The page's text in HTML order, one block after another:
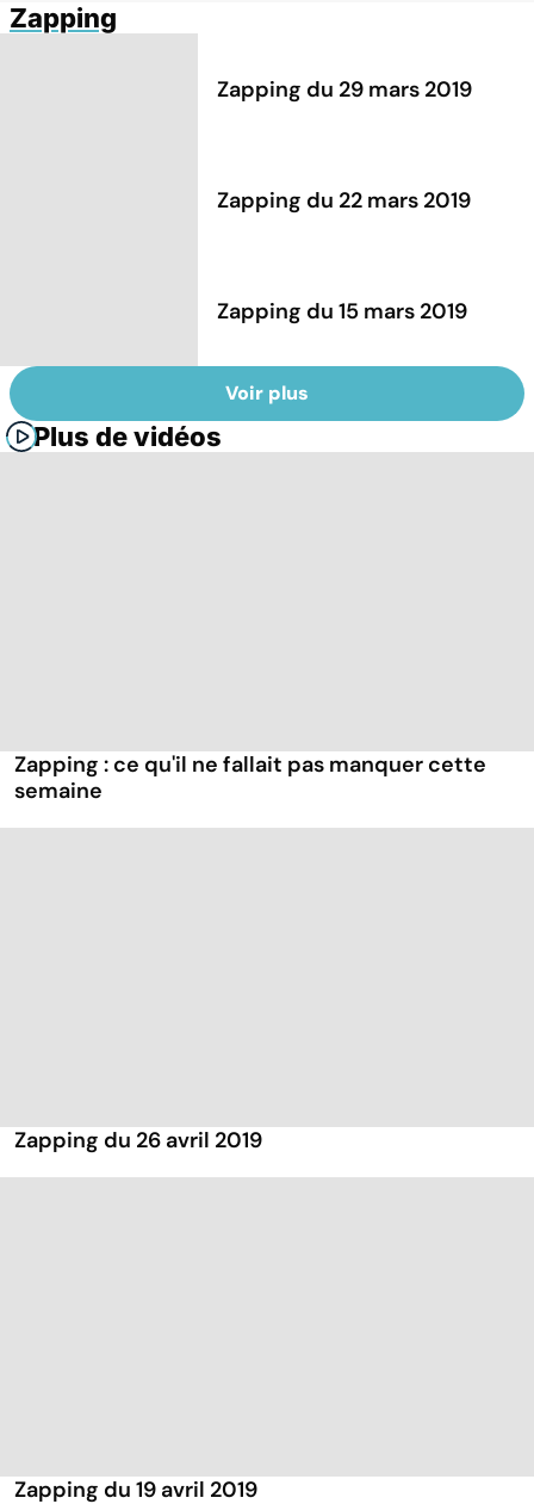
Zapping
Zapping du 29 mars 2019
Zapping du 22 mars 2019
Zapping du 15 mars 2019
Voir plus
Plus de vidéos
Zapping : ce qu'il ne fallait pas manquer cette
semaine
Zapping du 26 avril 2019
Zapping du 19 avril 2019